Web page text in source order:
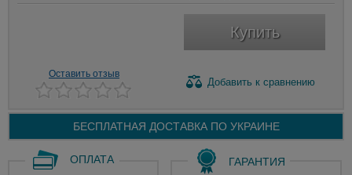
Купить
Оставить отзыв
Добавить к сравнению
БЕСПЛАТНАЯ ДОСТАВКА ПО УКРАИНЕ
ОПЛАТА ГАРАНТИЯ